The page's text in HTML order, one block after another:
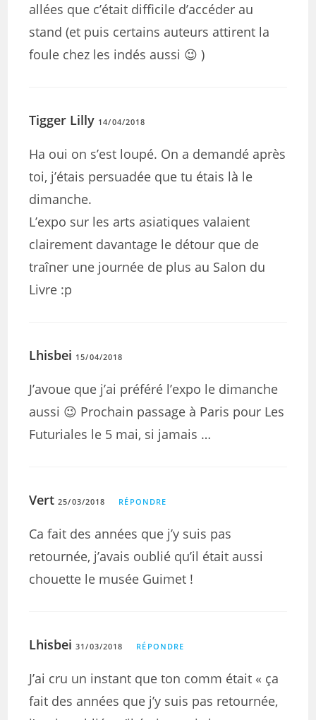
allées que c’était difficile d’accéder au
stand (et puis certains auteurs attirent la
foule chez les indés aussi 😉 )
Tigger Lilly 14/04/2018
Ha oui on s’est loupé. On a demandé après
toi, j’étais persuadée que tu étais là le
dimanche.
L’expo sur les arts asiatiques valaient
clairement davantage le détour que de
traîner une journée de plus au Salon du
Livre :p
Lhisbei 15/04/2018
J’avoue que j’ai préféré l’expo le dimanche
aussi 😉 Prochain passage à Paris pour Les
Futuriales le 5 mai, si jamais …
Vert 25/03/2018 RÉPONDRE
Ca fait des années que j’y suis pas
retournée, j’avais oublié qu’il était aussi
chouette le musée Guimet !
Lhisbei 31/03/2018 RÉPONDRE
J’ai cru un instant que ton comm était « ça
fait des années que j’y suis pas retournée,